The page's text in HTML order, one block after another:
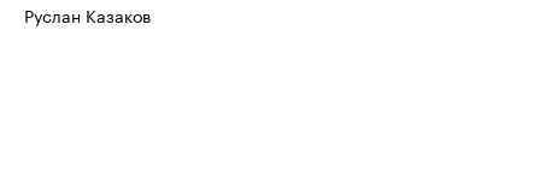
Руслан Казаков